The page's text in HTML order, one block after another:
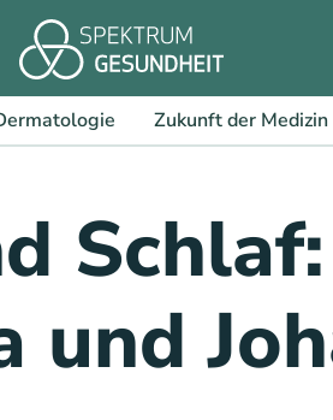
Zukunft der Medizin
und